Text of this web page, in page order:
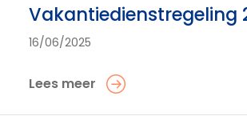
Vakantiedienstregeling
16/06/2025
Lees meer